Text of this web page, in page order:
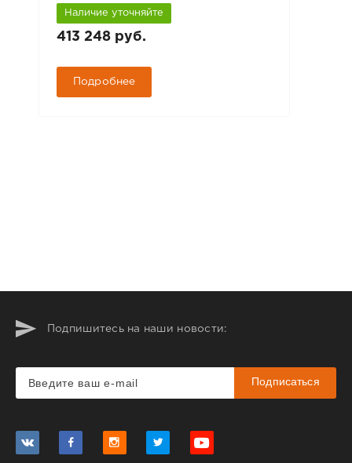
Наличие уточняйте
413 248 руб.
Подробнее
Подпишитесь на наши новости:
Подписаться